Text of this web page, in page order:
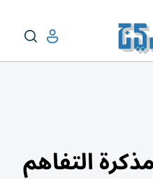
التفاهم